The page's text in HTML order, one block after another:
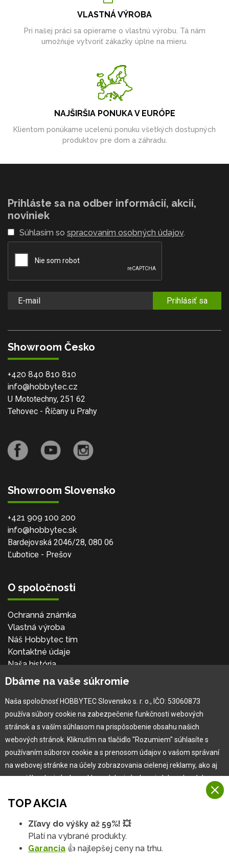
VLASTNÁ VÝROBA
Pri našej práci sa opierame o vlastnú výrobu. Tá nám
umožňuje vytvoriť zákazky úplne na mieru.
NAJŠIRŠIA PONUKA V EURÓPE
Klientom ponúkame ucelenú ponuku všetkých dostupných
produktov pre dom a záhradu.
Prihláste sa na odber informácií, akcií,
noviniek
Súhlasím so spracovaním osobných údajov.
Prihlásiť sa
Showroom Česko
+420 840 810 810
info@hobbytec.cz
U Mototechny, 251 62
Tehovec - Říčany u Prahy
Showroom Slovensko
+421 909 100 200
info@hobbytec.sk
Bardejovská 2046/28, 080 06
Ľubotice - Prešov
O spoločnosti
Ochranná známka
Vlastná výroba
Náš Hobbytec tím
Kontaktné údaje
Naša história
Kariéra
Pre zákazníka
Garancia najlepšej ceny
Užívateľský manuál
Obchodné podmienky
Zákazník & partner
Novinky
TOP AKCIA
Zľavy do výšky až 59%! 💥
Platí na vybrané produkty.
Garancia 👍 najlepšej ceny na trhu.
Dbáme na vaše súkromie
Naša spoločnosť HOBBYTEC Slovensko s. r. o., IČO: 53060873
používa súbory cookie na zabezpečenie funkčnosti webových
stránok a s vaším súhlasom na prispôsobenie obsahu našich
webových stránok. Kliknutím na tlačidlo "Rozumiem" súhlasíte s
používaním súborov cookie a s prenosom údajov o vašom správaní
na webovej stránke na účely zobrazovania cielenej reklamy, ako aj
na sociálnych sieťach a reklamných sieťach na iných webových
Viac informácií
Na našich webových stránkach používame niekoľko kategórií
Rozumiem